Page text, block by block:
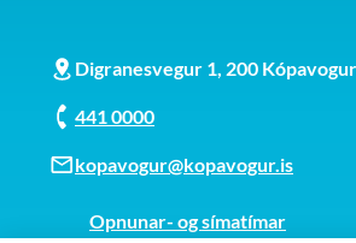
Digranesvegur 1, 200 Kópavogur
441 0000
kopavogur@kopavogur.is
Opnunar- og símatímar